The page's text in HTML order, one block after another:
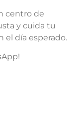
centro de
y cuida tu
el día esperado.